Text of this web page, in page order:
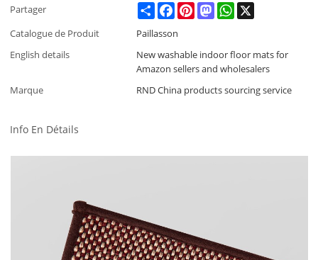
Partager ShareFacebookPinterestMastodonWhatsApp
Catalogue de Produit
Paillasson
English details
New washable indoor floor mats for
Amazon sellers and wholesalers
Marque
RND China products sourcing service
Info En Détails